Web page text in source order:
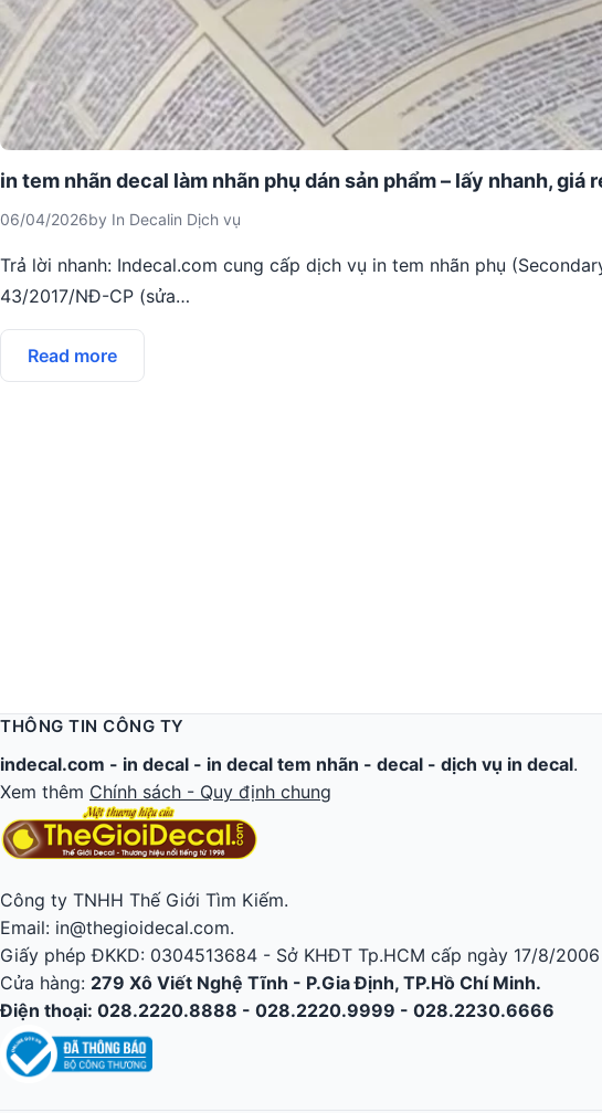
in tem nhãn decal làm nhãn phụ dán sản phẩm – lấy nhanh, giá
06/04/2026by In Decalin Dịch vụ
Trả lời nhanh: Indecal.com cung cấp dịch vụ in tem nhãn phụ
43/2017/NĐ-CP (sửa…
Read more
THÔNG TIN CÔNG TY
indecal.com - in decal - in decal tem nhãn - decal - dịch vụ in decal.
Xem thêm Chính sách - Quy định chung
Công ty TNHH Thế Giới Tìm Kiếm.
Email: in@thegioidecal.com.
Giấy phép ĐKKD: 0304513684 - Sở KHĐT Tp.HCM cấp ngày 17/8/2006
Cửa hàng: 279 Xô Viết Nghệ Tĩnh - P.Gia Định, TP.Hồ Chí Minh.
Điện thoại: 028.2220.8888 - 028.2220.9999 - 028.2230.6666